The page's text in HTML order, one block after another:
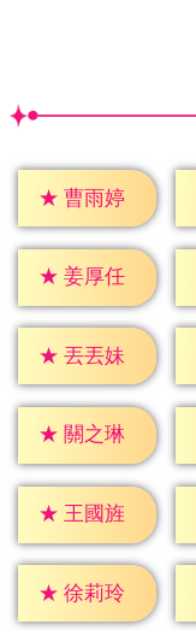
★ 曹雨婷
★ 姜厚任
★ 丟丟妹
★ 關之琳
★ 王國旌
★ 徐莉玲